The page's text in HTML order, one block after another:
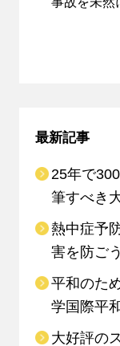
最新記事
25年で
筆すべき
熱中症予
害を防ごう
平和のた
学国際平
大好評の